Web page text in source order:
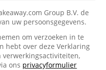
Group B.V. de
uw persoonsgegevens.
om verzoeken in te
hebt over deze Verklaring
ons privacyformulier